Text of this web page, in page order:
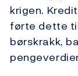
krigen.
førte dette
børskrakk,